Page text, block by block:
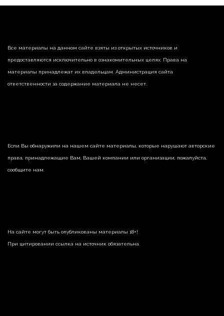
Все материалы на данном сайте взяты из открытых источников и
предоставляются исключительно в ознакомительных целях. Права на
материалы принадлежат их владельцам. Администрация сайта
ответственности за содержание материала не несет.
Если Вы обнаружили на нашем сайте материалы, которые нарушают авторские
права, принадлежащие Вам, Вашей компании или организации, пожалуйста,
сообщите нам.
На сайте могут быть опубликованы материалы 18+!
При цитировании ссылка на источник обязательна.